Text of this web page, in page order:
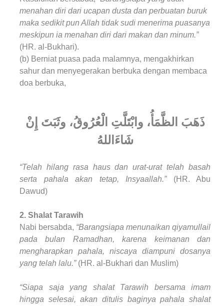
menahan diri dari ucapan dusta dan perbuatan buruk
maka sedikit pun Allah tidak sudi menerima puasanya
meskipun ia menahan diri dari makan dan minum.”
(HR. al-Bukhari).
(b) Berniat puasa pada malamnya, mengakhirkan
sahur dan menyegerakan berbuka dengan membaca
doa berbuka,
ذَهَبَ الظَّمَأُ، وابْتَلَّتِ الْعُرُوقُ، وثَبَتَ إِنْ
شَاءَاللهُ
“Telah hilang rasa haus dan urat-urat telah basah
serta pahala akan tetap, Insyaallah.”(HR. Abu
Dawud)
2. Shalat Tarawih
Nabi bersabda, “Barangsiapa menunaikan qiyamullail
pada bulan Ramadhan, karena keimanan dan
mengharapkan pahala, niscaya diampuni dosanya
yang telah lalu.”(HR. al-Bukhari dan Muslim)
“Siapa saja yang shalat Tarawih bersama imam
hingga selesai, akan ditulis baginya pahala shalat